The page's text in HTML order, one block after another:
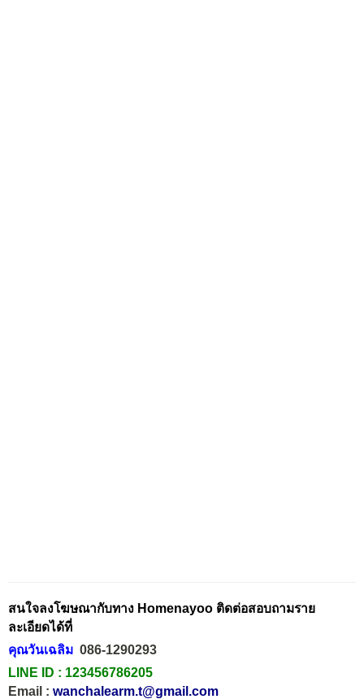
สนใจลงโฆษณากับทาง Homenayoo ติดต่อสอบถามราย
ละเอียดได้ที่
คุณวันเฉลิม 086-1290293
LINE ID : 123456786205
Email : wanchalearm.t@gmail.com